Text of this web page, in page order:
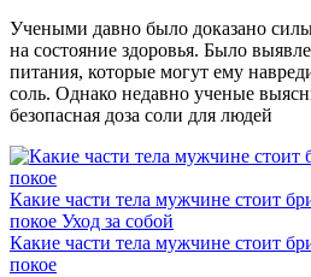
Учеными давно было доказано
на состояние здоровья. Было
питания, которые могут ему
соль. Однако недавно ученые
безопасная доза соли для людей
Какие части тела мужчине стоит
покое Уход за собой
Какие части тела мужчине стоит
покое